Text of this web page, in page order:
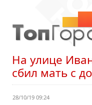
На улице
сбил мать с
28/10/19 09:24